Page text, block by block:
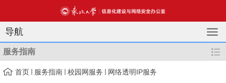
导航
服务指南
首页 服务指南 校园网服务 网络透明IP服务